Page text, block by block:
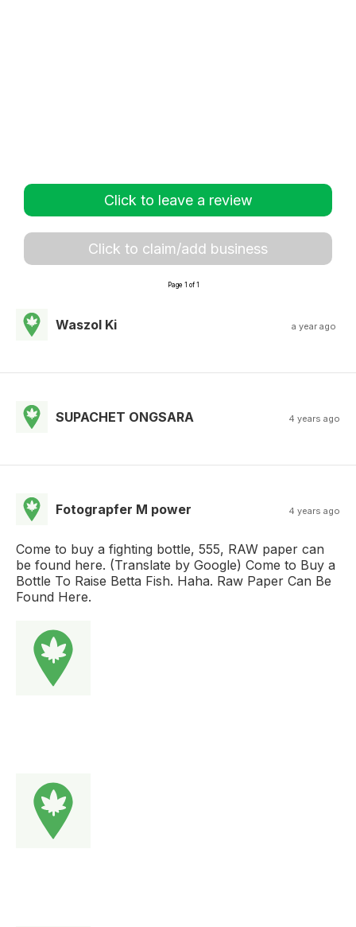
Click to leave a review
Click to claim/add business
Page 1 of 1
Waszol Ki a year ago
SUPACHET ONGSARA 4 years ago
Fotograpfer M power 4 years ago
Come to buy a fighting bottle, 555, RAW paper can
be found here. (Translate by Google) Come to Buy a
Bottle To Raise Betta Fish. Haha. Raw Paper Can Be
Found Here.